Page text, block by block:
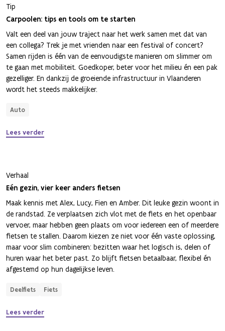
Tip
Carpoolen: tips en tools om te starten
Valt een deel van jouw traject naar het werk samen met dat van
een collega? Trek je met vrienden naar een festival of concert?
Samen rijden is één van de eenvoudigste manieren om slimmer om
te gaan met mobiliteit. Goedkoper, beter voor het milieu én een pak
gezelliger. En dankzij de groeiende infrastructuur in Vlaanderen
wordt het steeds makkelijker.
Auto
Lees verder
Verhaal
Eén gezin, vier keer anders fietsen
Maak kennis met Alex, Lucy, Fien en Amber. Dit leuke gezin woont in
de randstad. Ze verplaatsen zich vlot met de fiets en het openbaar
vervoer, maar hebben geen plaats om voor iedereen een of meerdere
fietsen te stallen. Daarom kiezen ze niet voor één vaste oplossing,
maar voor slim combineren: bezitten waar het logisch is, delen of
huren waar het beter past. Zo blijft fietsen betaalbaar, flexibel én
afgestemd op hun dagelijkse leven.
Deelfiets Fiets
Lees verder